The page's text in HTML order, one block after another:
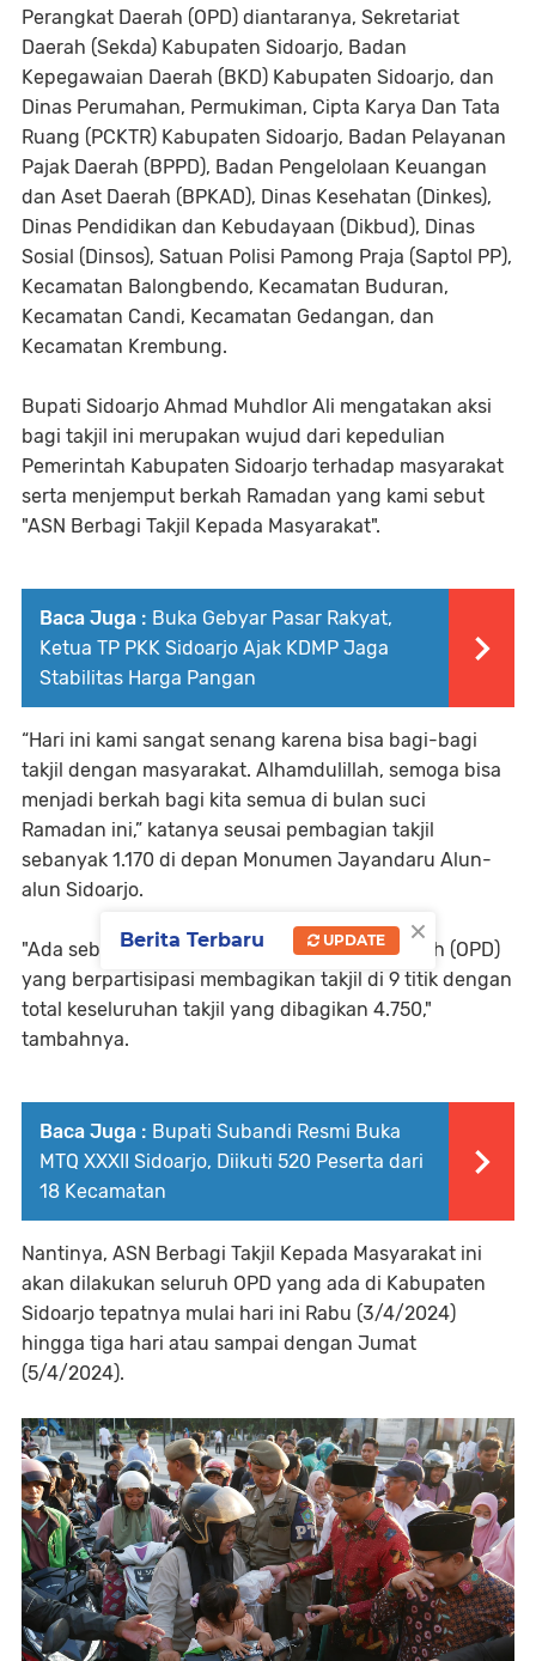
Perangkat Daerah (OPD) diantaranya, Sekretariat
Daerah (Sekda) Kabupaten Sidoarjo, Badan
Kepegawaian Daerah (BKD) Kabupaten Sidoarjo, dan
Dinas Perumahan, Permukiman, Cipta Karya Dan Tata
Ruang (PCKTR) Kabupaten Sidoarjo, Badan Pelayanan
Pajak Daerah (BPPD), Badan Pengelolaan Keuangan
dan Aset Daerah (BPKAD), Dinas Kesehatan (Dinkes),
Dinas Pendidikan dan Kebudayaan (Dikbud), Dinas
Sosial (Dinsos), Satuan Polisi Pamong Praja (Saptol PP),
Kecamatan Balongbendo, Kecamatan Buduran,
Kecamatan Candi, Kecamatan Gedangan, dan
Kecamatan Krembung.
Bupati Sidoarjo Ahmad Muhdlor Ali mengatakan aksi
bagi takjil ini merupakan wujud dari kepedulian
Pemerintah Kabupaten Sidoarjo terhadap masyarakat
serta menjemput berkah Ramadan yang kami sebut
"ASN Berbagi Takjil Kepada Masyarakat".
Baca Juga : Buka Gebyar Pasar Rakyat,
Ketua TP PKK Sidoarjo Ajak KDMP Jaga
Stabilitas Harga Pangan
“Hari ini kami sangat senang karena bisa bagi-bagi
takjil dengan masyarakat. Alhamdulillah, semoga bisa
menjadi berkah bagi kita semua di bulan suci
Ramadan ini,” katanya seusai pembagian takjil
sebanyak 1.170 di depan Monumen Jayandaru Alun-
alun Sidoarjo.
"Ada sebanyak 14 Organisasi Perangkat Daerah (OPD)
yang berpartisipasi membagikan takjil di 9 titik dengan
total keseluruhan takjil yang dibagikan 4.750,"
tambahnya.
Baca Juga : Bupati Subandi Resmi Buka
MTQ XXXII Sidoarjo, Diikuti 520 Peserta dari
18 Kecamatan
Nantinya, ASN Berbagi Takjil Kepada Masyarakat ini
akan dilakukan seluruh OPD yang ada di Kabupaten
Sidoarjo tepatnya mulai hari ini Rabu (3/4/2024)
hingga tiga hari atau sampai dengan Jumat
(5/4/2024).
×
Berita Terbaru UPDATE